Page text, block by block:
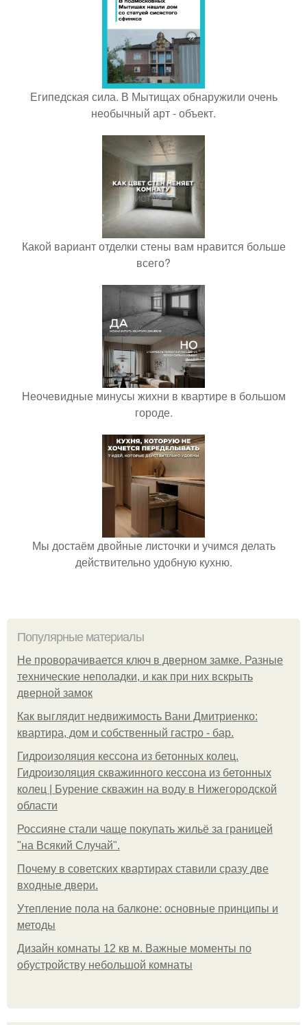
Египедская сила. В Мытищах обнаружили очень
необычный арт - объект.
Какой вариант отделки стены вам нравится больше
всего?
Неочевидные минусы жихни в квартире в большом
городе.
Мы достаём двойные листочки и учимся делать
действительно удобную кухню.
Популярные материалы
Не проворачивается ключ в дверном замке. Разные
технические неполадки, и как при них вскрыть
дверной замок
Как выглядит недвижимость Вани Дмитриенко:
квартира, дом и собственный гастро - бар.
Гидроизоляция кессона из бетонных колец.
Гидроизоляция скважинного кессона из бетонных
колец | Бурение скважин на воду в Нижегородской
области
Россияне стали чаще покупать жильё за границей
"на Всякий Случай".
Почему в советских квартирах ставили сразу две
входные двери.
Утепление пола на балконе: основные принципы и
методы
Дизайн комнаты 12 кв м. Важные моменты по
обустройству небольшой комнаты